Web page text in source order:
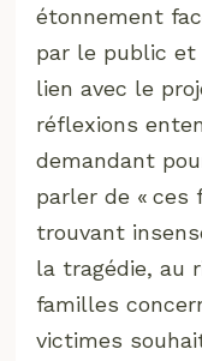
étonnement
par le public et
lien avec le
réflexions
demandant
parler de « ces
trouvant
la tragédie, au
familles
victimes